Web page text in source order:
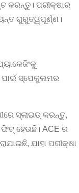
କରନ୍ତୁ। ପରୀକ୍ଷାର
ଗୁରୁତ୍ୱପୂର୍ଣ୍ଣ।
ପାଇଁ ସ୍ପେକୁଲମର
ସ୍ଲାଇଡ୍ କରନ୍ତୁ,
ହେଉଛି। ACE ର
ଯାହା ପରୀକ୍ଷା